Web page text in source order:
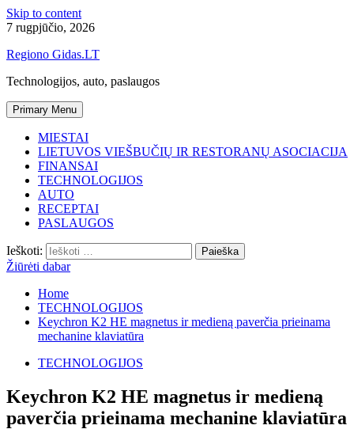
Skip to content
7 rugpjūčio, 2026
Regiono Gidas.LT
Technologijos, auto, paslaugos
Primary Menu
MIESTAI
LIETUVOS VIEŠBUČIŲ IR RESTORANŲ ASOCIACIJA
FINANSAI
TECHNOLOGIJOS
AUTO
RECEPTAI
PASLAUGOS
Ieškoti:
Žiūrėti dabar
Home
TECHNOLOGIJOS
Keychron K2 HE magnetus ir medieną paverčia prieinama
mechanine klaviatūra
TECHNOLOGIJOS
Keychron K2 HE magnetus ir medieną
paverčia prieinama mechanine klaviatūra